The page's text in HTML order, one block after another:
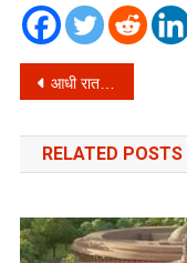
Post
navigation
आधी रात डोडा पर टूटा कुदरत का कहर: एक झटके में सब तबाह, सुबह दिखा सिर्फ मंजर!
RELATED POSTS